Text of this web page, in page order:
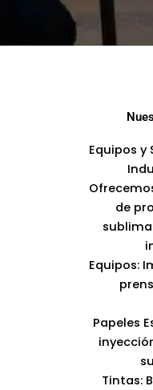
Equipos
de
Equipos:
Papeles
Tintas: